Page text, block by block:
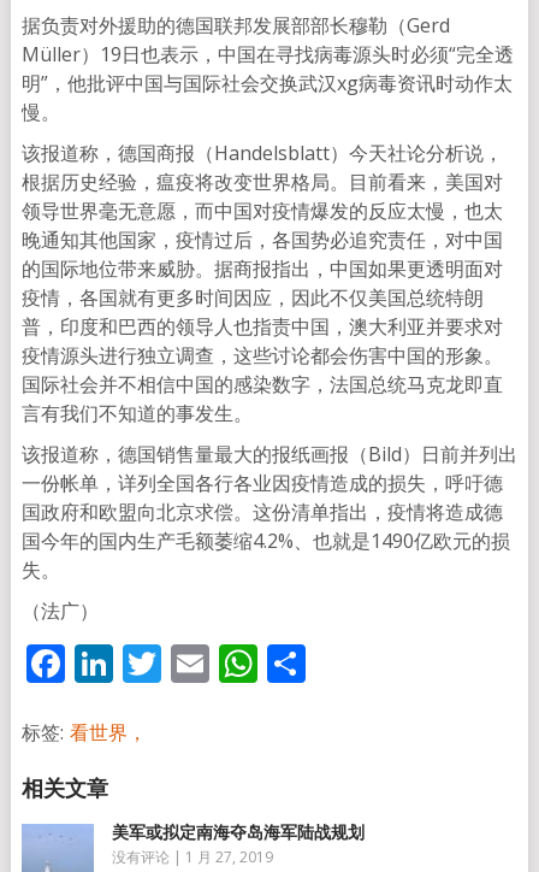
据负责对外援助的德国联邦发展部部长穆勒（Gerd
Müller）19日也表示，中国在寻找病毒源头时必须“完全透
明”，他批评中国与国际社会交换武汉xg病毒资讯时动作太
慢。
该报道称，德国商报（Handelsblatt）今天社论分析说，
根据历史经验，瘟疫将改变世界格局。目前看来，美国对
领导世界毫无意愿，而中国对疫情爆发的反应太慢，也太
晚通知其他国家，疫情过后，各国势必追究责任，对中国
的国际地位带来威胁。据商报指出，中国如果更透明面对
疫情，各国就有更多时间因应，因此不仅美国总统特朗
普，印度和巴西的领导人也指责中国，澳大利亚并要求对
疫情源头进行独立调查，这些讨论都会伤害中国的形象。
国际社会并不相信中国的感染数字，法国总统马克龙即直
言有我们不知道的事发生。
该报道称，德国销售量最大的报纸画报（Bild）日前并列出
一份帐单，详列全国各行各业因疫情造成的损失，呼吁德
国政府和欧盟向北京求偿。这份清单指出，疫情将造成德
国今年的国内生产毛额萎缩4.2%、也就是1490亿欧元的损
失。
（法广）
Facebook
LinkedIn
Twitter
EmailWhatsApp
分
标签: 看世界，
美军或拟定南海夺岛海军陆战规划
没有评论 | 1 月 27, 2019